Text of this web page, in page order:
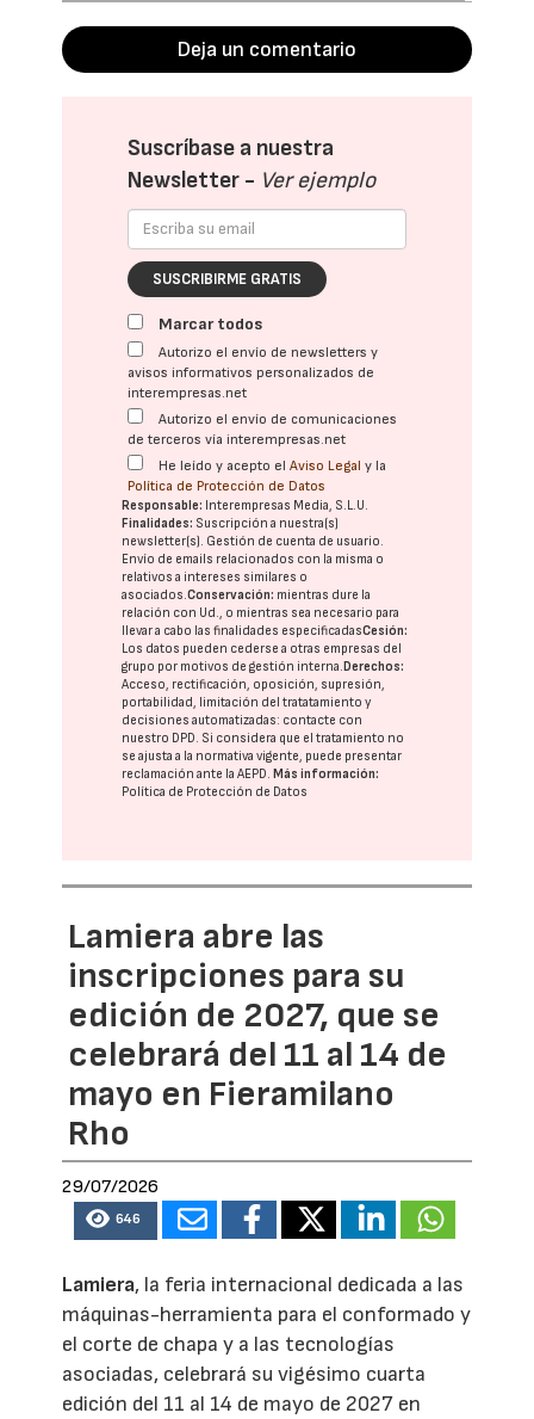
Deja un comentario
Suscríbase a nuestra
Newsletter - Ver ejemplo
SUSCRIBIRME GRATIS
Marcar todos
Autorizo el envío de newsletters y
avisos informativos personalizados de
interempresas.net
Autorizo el envío de comunicaciones
de terceros vía interempresas.net
He leído y acepto elAviso Legal y la
Política de Protección de Datos
Responsable: Interempresas Media, S.L.U.
Finalidades: Suscripción a nuestra(s)
newsletter(s). Gestión de cuenta de usuario.
Envío de emails relacionados con la misma o
relativos a intereses similares o
asociados.Conservación: mientras dure la
relación con Ud., o mientras sea necesario para
llevar a cabo las finalidades especificadasCesión:
Los datos pueden cederse a otras empresas del
grupo por motivos de gestión interna.Derechos:
Acceso, rectificación, oposición, supresión,
portabilidad, limitación del tratatamiento y
decisiones automatizadas: contacte con
nuestro DPD. Si considera que el tratamiento no
se ajusta a la normativa vigente, puede presentar
reclamación ante laAEPD.Más información:
Política de Protección de Datos
Lamiera abre las
inscripciones para su
edición de 2027, que se
celebrará del 11 al 14 de
mayo en Fieramilano
Rho
29/07/2026
646
Lamiera, la feria internacional dedicada a las
máquinas-herramienta para el conformado y
el corte de chapa y a las tecnologías
asociadas, celebrará su vigésimo cuarta
edición del 11 al 14 de mayo de 2027 en